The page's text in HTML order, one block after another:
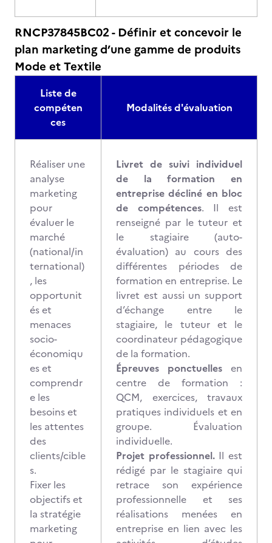
RNCP37845BC02 - Définir et concevoir le
plan marketing d’une gamme de produits
Mode et Textile
Liste de
compéten
ces
Modalités d'évaluation
Réaliser une
analyse
marketing
pour
évaluer le
marché
(national/in
ternational)
, les
opportunit
és et
menaces
socio-
économiqu
es et
comprendr
e les
besoins et
les attentes
des
clients/cible
s.
Fixer les
objectifs et
la stratégie
marketing
Livret de suivi individuel
de la formation en
entreprise décliné en bloc
de compétences. Il est
renseigné par le tuteur et
le stagiaire (auto-
évaluation) au cours des
différentes périodes de
formation en entreprise. Le
livret est aussi un support
d’échange entre le
stagiaire, le tuteur et le
coordinateur pédagogique
de la formation.
Épreuves ponctuelles en
centre de formation :
QCM, exercices, travaux
pratiques individuels et en
groupe. Évaluation
individuelle.
Projet professionnel. Il est
rédigé par le stagiaire qui
retrace son expérience
professionnelle et ses
réalisations menées en
entreprise en lien avec les